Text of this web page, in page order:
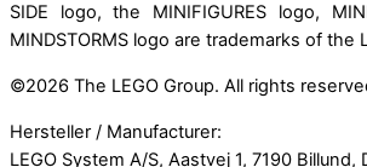
SIDE logo, the MINIFIGURES logo,
MINDSTORMS logo are trademarks of the
©2026 The LEGO Group. All rights
Hersteller / Manufacturer:
LEGO System A/S, Aastvej 1, 7190 Billund,